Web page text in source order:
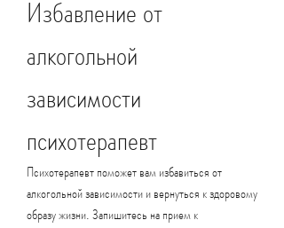
Избавление от
алкогольной
зависимости
психотерапевт
Психотерапевт поможет вам избавиться от
алкогольной зависимости и вернуться к здоровому
образу жизни. Запишитесь на прием к